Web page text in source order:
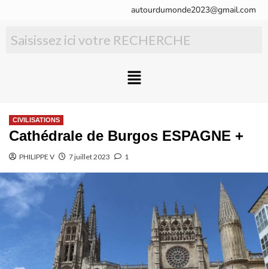
autourdumonde2023@gmail.com
CIVILISATIONS
Cathédrale de Burgos ESPAGNE +
PHILIPPE V 7 juillet 2023 1